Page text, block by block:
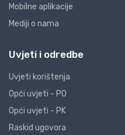
Mobilne aplikacije
Mediji o nama
Uvjeti i odredbe
Uvjeti korištenja
Opći uvjeti - PO
Opći uvjeti - PK
Raskid ugovora